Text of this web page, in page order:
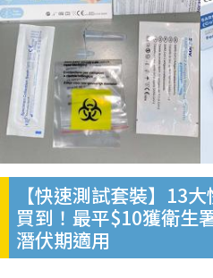
【快速測試套裝】13
買到！最平$10獲衛生
潛伏期適用